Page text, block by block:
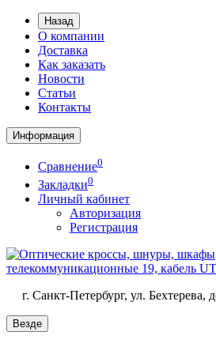
Назад
О компании
Доставка
Как заказать
Новости
Статьи
Контакты
Информация
Сравнение0
Закладки0
Личный кабинет
Авторизация
Регистрация
г. Санкт-Петербург, ул.
Везде